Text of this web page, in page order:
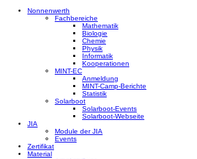
Nonnenwerth
Fachbereiche
Mathematik
Biologie
Chemie
Physik
Informatik
Kooperationen
MINT-EC
Anmeldung
MINT-Camp-Berichte
Statistik
Solarboot
Solarboot-Events
Solarboot-Webseite
JIA
Module der JIA
Events
Zertifikat
Material